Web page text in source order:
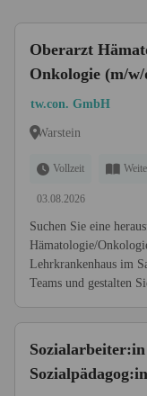
Oberarzt
Onkologie (m/w/
tw.con. GmbH
Warstein
Vollzeit
03.08.2026
Suchen Sie eine
Hämatologie/
Lehrkrankenhaus im
Teams und gestalten